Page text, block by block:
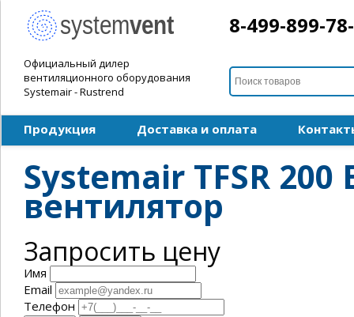
Официальный дилер
вентиляционного оборудования
Systemair - Rustrend
8-499-899-
Продукция Доставка и оплата
Systemair TFSR
вентилятор
Запросить цену
Имя
Email
Телефон